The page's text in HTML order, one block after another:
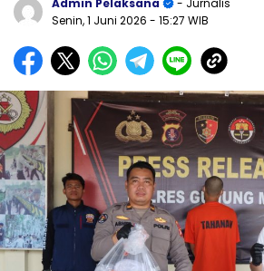
Admin Pelaksana
- Jurnalis
Senin, 1 Juni 2026 - 15:27 WIB